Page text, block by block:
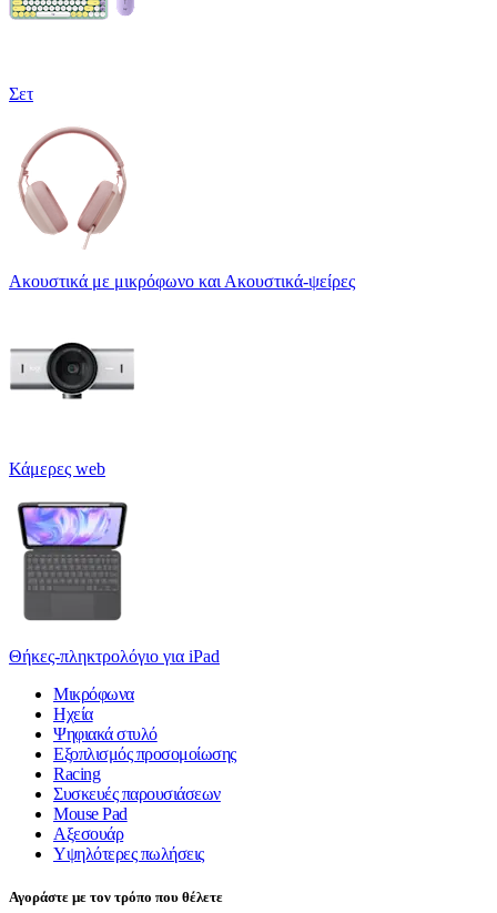
Σετ
Ακουστικά με μικρόφωνο και Ακουστικά-ψείρες
Κάμερες web
Θήκες-πληκτρολόγιο για iPad
Μικρόφωνα
Ηχεία
Ψηφιακά στυλό
Εξοπλισμός προσομοίωσης
Racing
Συσκευές παρουσιάσεων
Mouse Pad
Αξεσουάρ
Υψηλότερες πωλήσεις
Αγοράστε με τον τρόπο που θέλετε